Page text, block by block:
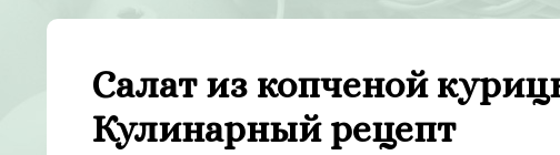
Салат из копченой
Кулинарный рецепт